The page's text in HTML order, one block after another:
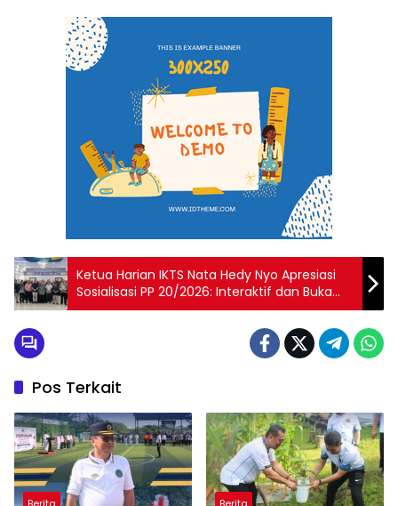
Ketua Harian IKTS Nata Hedy Nyo Apresiasi
Sosialisasi PP 20/2026: Interaktif dan Buka
Wawasan Pelaku Usaha
Pos Terkait